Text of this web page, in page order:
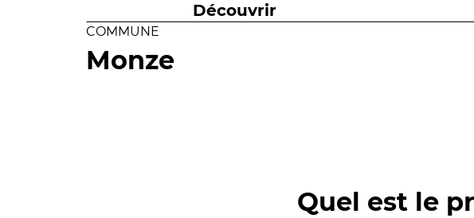
Découvrir
COMMUNE
Monze
Quel est le